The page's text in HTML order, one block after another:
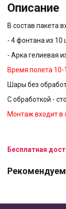
Описание
В состав пакета
- 4 фонтана из 10
- Арка гелиевая
Время полета 10-
Шары без
С обработкой -
Монтаж входит в
Бесплатная